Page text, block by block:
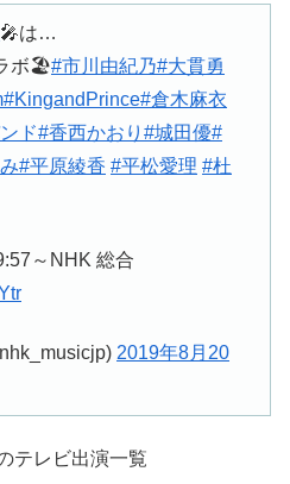
🎤は…
ボ🏖️#市川由紀乃#大貫勇
#KingandPrince#倉木麻衣
ド#香西かおり #城田優#
#平原綾香 #平松愛理 #杜
～NHK 総合
2019年8月20
テレビ出演一覧